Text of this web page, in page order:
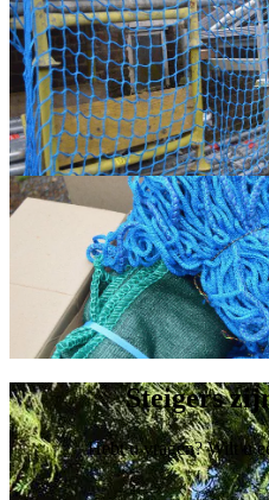
Steigers
Hebt u vragen? Wilt u